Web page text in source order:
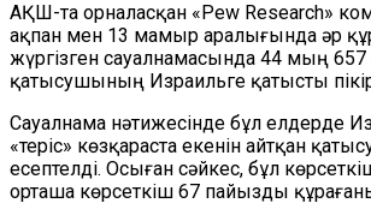
АҚШ-та орналасқан «Pew Research»
ақпан мен 13 мамыр аралығында әр
жүргізген сауалнамасында 44 мың 657
қатысушының Израильге қатысты
Сауалнама нәтижесінде бұл елдерде
«теріс» көзқараста екенін айтқан
есептелді. Осыған сәйкес, бұл
орташа көрсеткіш 67 пайызды